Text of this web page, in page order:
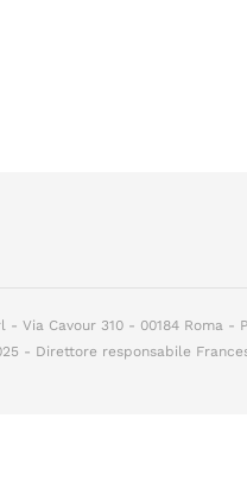
Cavour 310 - 00184 Roma -
- Direttore responsabile